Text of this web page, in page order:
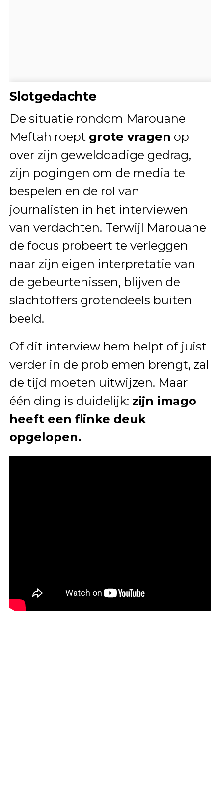
Slotgedachte
De situatie rondom Marouane
Meftah roept grote vragen op
over zijn gewelddadige gedrag,
zijn pogingen om de media te
bespelen en de rol van
journalisten in het interviewen
van verdachten. Terwijl Marouane
de focus probeert te verleggen
naar zijn eigen interpretatie van
de gebeurtenissen, blijven de
slachtoffers grotendeels buiten
beeld.
Of dit interview hem helpt of juist
verder in de problemen brengt, zal
de tijd moeten uitwijzen. Maar
één ding is duidelijk: zijn imago
heeft een flinke deuk
opgelopen.